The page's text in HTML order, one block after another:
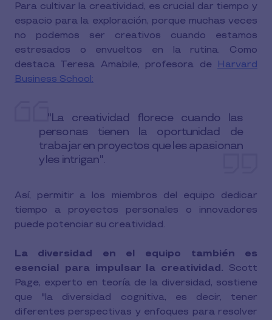
Para cultivar la creatividad, es crucial dar tiempo y
espacio para la exploración, porque muchas veces
no podemos ser creativos cuando estamos
estresados o envueltos en la rutina. Como
destaca Teresa Amabile, profesora de
Harvard
Business School:
"La creatividad florece cuando las
personas tienen la oportunidad de
trabajar en proyectos que les apasionan
y les intrigan".
Así, permitir a los miembros del equipo dedicar
tiempo a proyectos personales o innovadores
puede potenciar su creatividad.
La diversidad en el equipo también es
esencial para impulsar la creatividad. Scott
Page, experto en teoría de la diversidad, sostiene
que "la diversidad cognitiva, es decir, tener
diferentes perspectivas y enfoques para resolver